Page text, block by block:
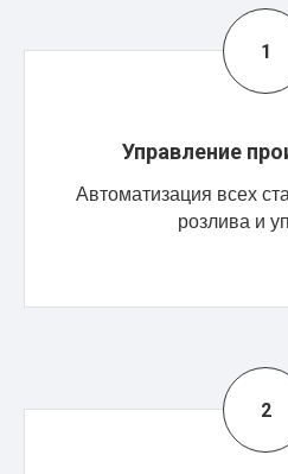
Управление
Автоматизация всех
розлива и